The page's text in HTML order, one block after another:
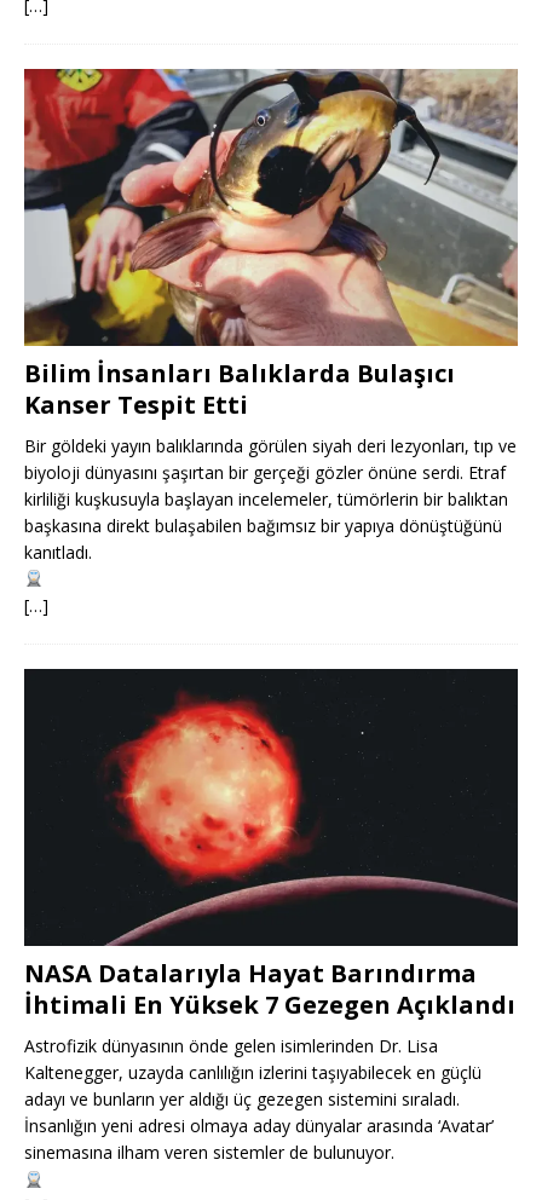
[…]
Bilim İnsanları Balıklarda Bulaşıcı
Kanser Tespit Etti
Bir göldeki yayın balıklarında görülen siyah deri lezyonları, tıp ve
biyoloji dünyasını şaşırtan bir gerçeği gözler önüne serdi. Etraf
kirliliği kuşkusuyla başlayan incelemeler, tümörlerin bir balıktan
başkasına direkt bulaşabilen bağımsız bir yapıya dönüştüğünü
kanıtladı.
[…]
NASA Datalarıyla Hayat Barındırma
İhtimali En Yüksek 7 Gezegen Açıklandı
Astrofizik dünyasının önde gelen isimlerinden Dr. Lisa
Kaltenegger, uzayda canlılığın izlerini taşıyabilecek en güçlü
adayı ve bunların yer aldığı üç gezegen sistemini sıraladı.
İnsanlığın yeni adresi olmaya aday dünyalar arasında ‘Avatar’
sinemasına ilham veren sistemler de bulunuyor.